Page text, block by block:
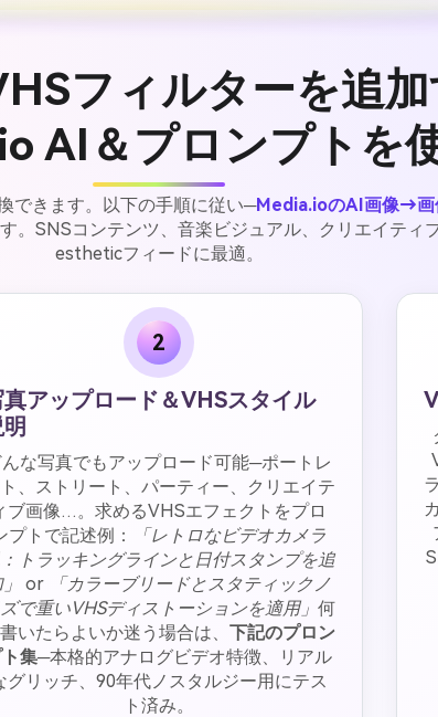
フィルターを追
AI＆プロンプトを
できます。以下の手順に従い─Media.ioのAI画像→画
。SNSコンテンツ、音楽ビジュアル、クリエイティ
estheticフィードに最適。
2
アップロード＆VHSスタイル
んな写真でもアップロード可能─ポートレ
、ストリート、パーティー、クリエイテ
ブ画像…。求めるVHSエフェクトをプロ
プトで記述例：
「レトロなビデオカメラ
トラッキングラインと日付スタンプを追
or
「カラーブリードとスタティックノ
で重いVHSディストーションを適用」 何
いたらよいか迷う場合は、 下記のプロン
集─本格的アナログビデオ特徴、リアル
グリッチ、90年代ノスタルジー用にテス
ト済み。